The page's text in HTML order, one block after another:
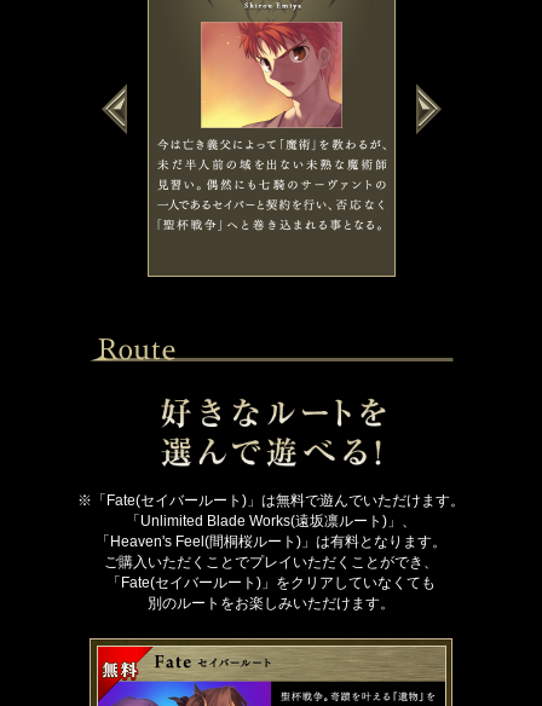
※「Fate(セイバールート)」は無料で遊んでいただけます。
「Unlimited Blade Works(遠坂凛ルート)」、
「Heaven's Feel(間桐桜ルート)」は有料となります。
ご購入いただくことでプレイいただくことができ、
「Fate(セイバールート)」をクリアしていなくても
別のルートをお楽しみいただけます。